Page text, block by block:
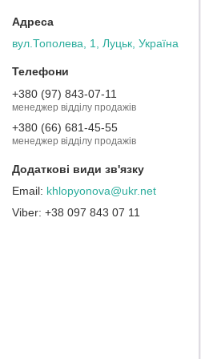
вул.Тополева, 1, Луцьк, Україна
+380 (97) 843-07-11
менеджер відділу продажів
+380 (66) 681-45-55
менеджер відділу продажів
khlopyonova@ukr.net
+38 097 843 07 11